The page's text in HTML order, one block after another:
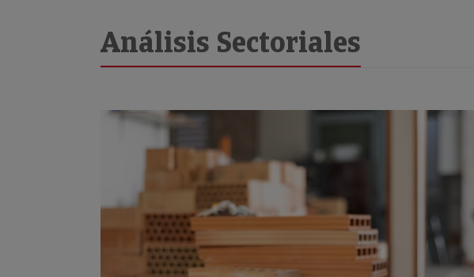
Análisis Sectoriales